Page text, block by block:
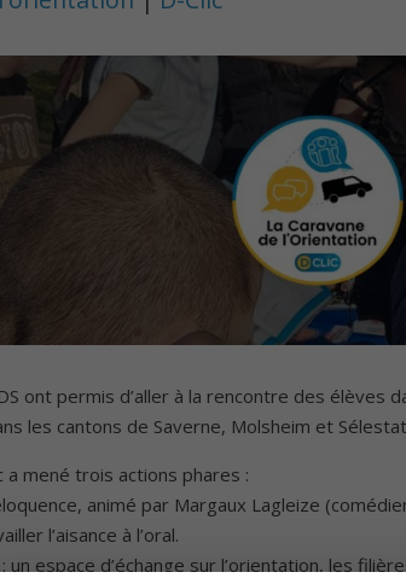
ont permis d’aller à la rencontre des élèves
les cantons de Saverne, Molsheim et
a mené trois actions phares :
animé par Margaux Lagleize
l’aisance à l’oral.
un espace d’échange sur l’orientation, les